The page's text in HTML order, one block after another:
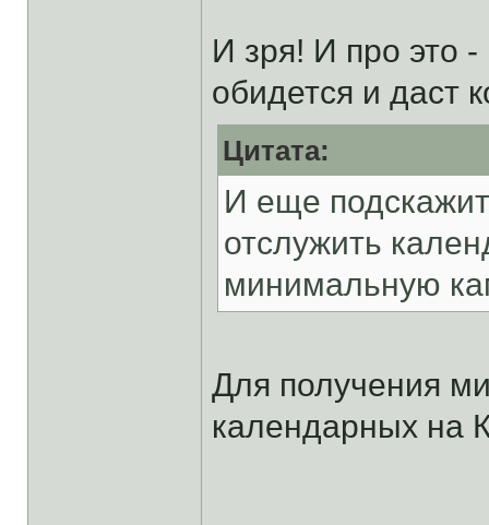
И зря! И про это
обидется и даст
Цитата:
И еще
отслужить
минимальную
Для получения
календарных на